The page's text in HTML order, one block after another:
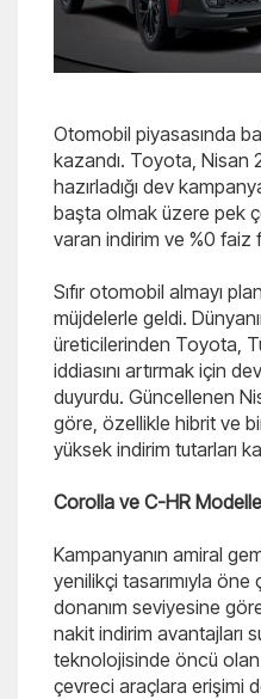
Otomobil piyasasında
kazandı. Toyota, Nisan
hazırladığı dev
başta olmak üzere pek
varan indirim ve %0 faiz
Sıfır otomobil almayı
müjdelerle geldi.
üreticilerinden Toyota,
iddiasını artırmak için
duyurdu. Güncellenen
göre, özellikle hibrit ve
yüksek indirim tutarları
Corolla ve C-HR
Kampanyanın amiral
yenilikçi tasarımıyla
donanım seviyesine
nakit indirim avantajları
teknolojisinde öncü
çevreci araçlara erişimi